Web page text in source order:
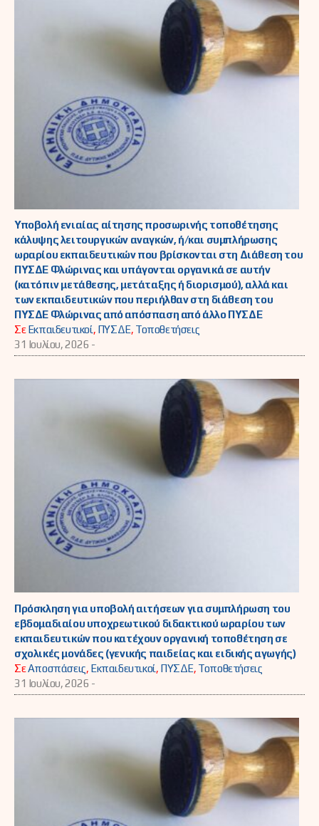
Υποβολή ενιαίας αίτησης προσωρινής τοποθέτησης
κάλυψης λειτουργικών αναγκών, ή/και συμπλήρωσης
ωραρίου εκπαιδευτικών που βρίσκονται στη Διάθεση του
ΠΥΣΔΕ Φλώρινας και υπάγονται οργανικά σε αυτήν
(κατόπιν μετάθεσης, μετάταξης ή διορισμού), αλλά και
των εκπαιδευτικών που περιήλθαν στη διάθεση του
ΠΥΣΔΕ Φλώρινας από απόσπαση από άλλο ΠΥΣΔΕ
ΣεΕκπαιδευτικοί, ΠΥΣΔΕ, Τοποθετήσεις
31 Ιουλίου, 2026 -
Πρόσκληση για υποβολή αιτήσεων για συμπλήρωση του
εβδομαδιαίου υποχρεωτικού διδακτικού ωραρίου των
εκπαιδευτικών που κατέχουν οργανική τοποθέτηση σε
σχολικές μονάδες (γενικής παιδείας και ειδικής αγωγής)
ΣεΑποσπάσεις, Εκπαιδευτικοί, ΠΥΣΔΕ, Τοποθετήσεις
31 Ιουλίου, 2026 -